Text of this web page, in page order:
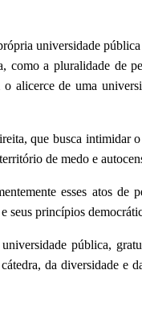
universidade pública
como a pluralidade de
alicerce de uma
que busca intimidar
de medo e
esses atos de
seus princípios
pública,
da diversidade e